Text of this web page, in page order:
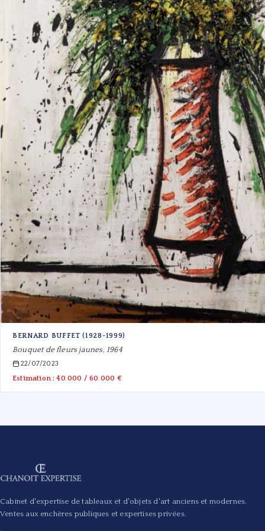
BERNARD BUFFET (1928-1999)
Bouquet de fleurs jaunes, 1964
22/07/2023
Estimation : 40 000 / 60 000 €
Cabinet d'expertise de tableaux et d'objets d'art anciens et modernes.
Ventes aux enchères publiques et expertises privées.